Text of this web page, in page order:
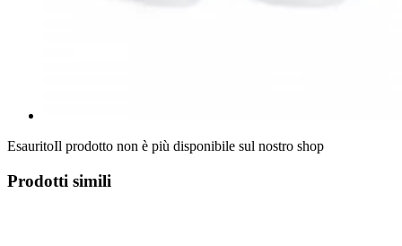
EsauritoIl prodotto non è più disponibile sul nostro shop
Prodotti simili